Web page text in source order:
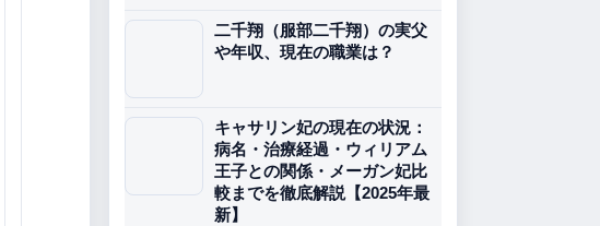
二千翔（服部二千翔）の実父
や年収、現在の職業は？
キャサリン妃の現在の状況：
病名・治療経過・ウィリアム
王子との関係・メーガン妃比
較までを徹底解説【2025年最
新】